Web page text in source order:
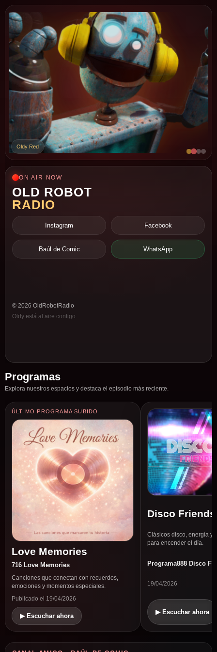
Oldy Red
ON AIR NOW
OLD ROBOT
RADIO
Instagram Facebook
Baúl de Comic WhatsApp
© 2026 OldRobotRadio
Oldy está al aire contigo
Programas
Explora nuestros espacios y destaca el episodio más reciente.
ÚLTIMO PROGRAMA SUBIDO
Love Memories
716 Love Memories
Canciones que conectan con recuerdos,
emociones y momentos especiales.
Publicado el 19/04/2026
▶ Escuchar ahora
Disco Friends
Clásicos disco, energía y
para encender el día.
Programa888 Disco
19/04/2026
▶ Escuchar ahora